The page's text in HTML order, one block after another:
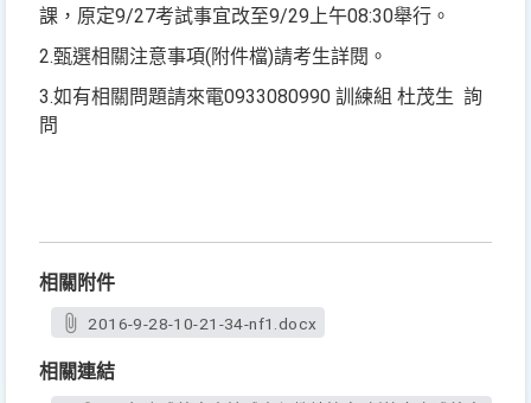
課，原定9/27考試事宜改至9/29上午08:30舉行。
2.甄選相關注意事項(附件檔)請考生詳閱。
3.如有相關問題請來電0933080990 訓練組 杜茂生 詢
問
相關附件
2016-9-28-10-21-34-nf1.docx
相關連結